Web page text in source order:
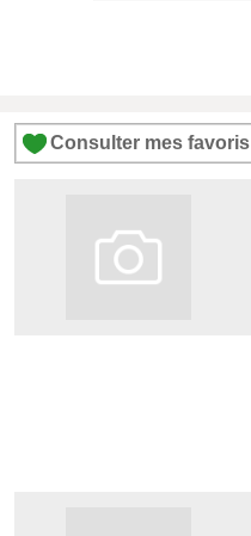
Consulter mes favoris